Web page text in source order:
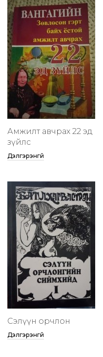
Амжилт авчрах 22 эд
зүйлс
Дэлгэрэнгүй
Сэлүүн орчлон
Дэлгэрэнгүй